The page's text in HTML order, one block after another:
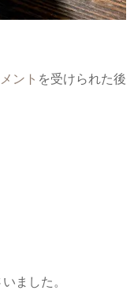
ント を受けられた後
ました。